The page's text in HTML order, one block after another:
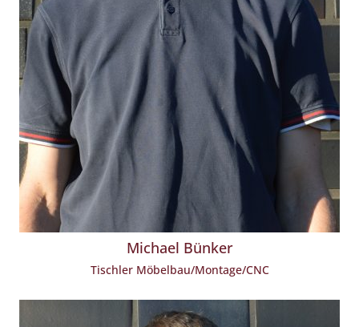
Michael Bünker
Tischler Möbelbau/Montage/CNC